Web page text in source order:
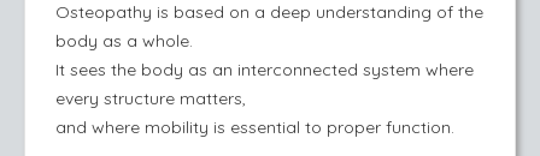
Osteopathy is based on a deep understanding of the
body as a whole.
It sees the body as an interconnected system where
every structure matters,
and where mobility is essential to proper function.